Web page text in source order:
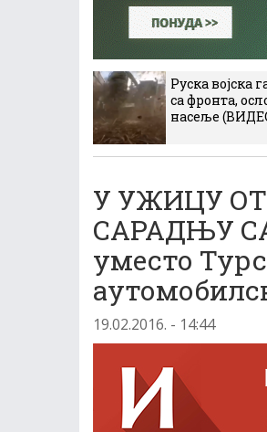
Руска војска
са фронта,
насеље
У УЖИЦУ
САРАДЊУ
уместо
19.02.2016. - 14:44